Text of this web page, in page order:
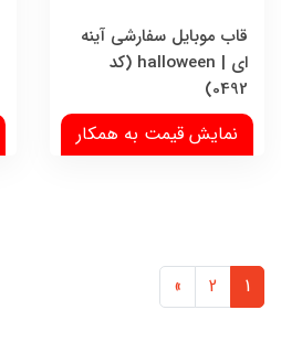
قاب موبایل سفارشی آینه
ای | halloween (کد
0492)
نمایش قیمت به همکار
1
2
»